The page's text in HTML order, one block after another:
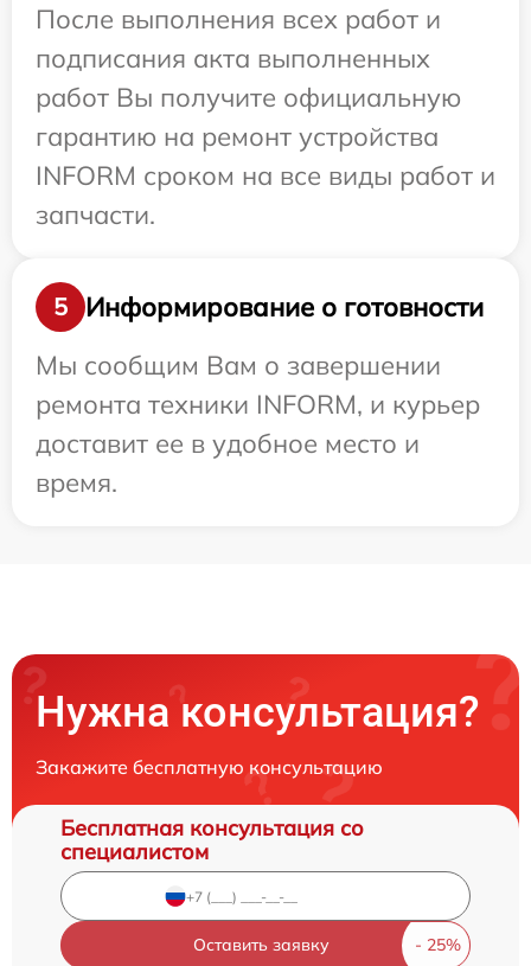
После выполнения всех работ и
подписания акта выполненных
работ Вы получите официальную
гарантию на ремонт устройства
INFORM сроком на все виды работ и
запчасти.
5
Информирование о готовности
Мы сообщим Вам о завершении
ремонта техники INFORM, и курьер
доставит ее в удобное место и
время.
Нужна консультация?
Закажите бесплатную консультацию
Бесплатная консультация со
специалистом
Оставить заявку